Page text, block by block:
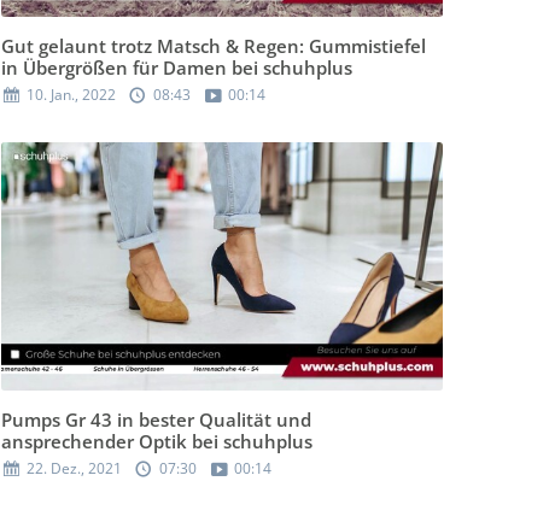
Gut gelaunt trotz Matsch & Regen: Gummistiefel
in Übergrößen für Damen bei schuhplus
10. Jan., 2022 08:43 00:14
Pumps Gr 43 in bester Qualität und
ansprechender Optik bei schuhplus
22. Dez., 2021 07:30 00:14